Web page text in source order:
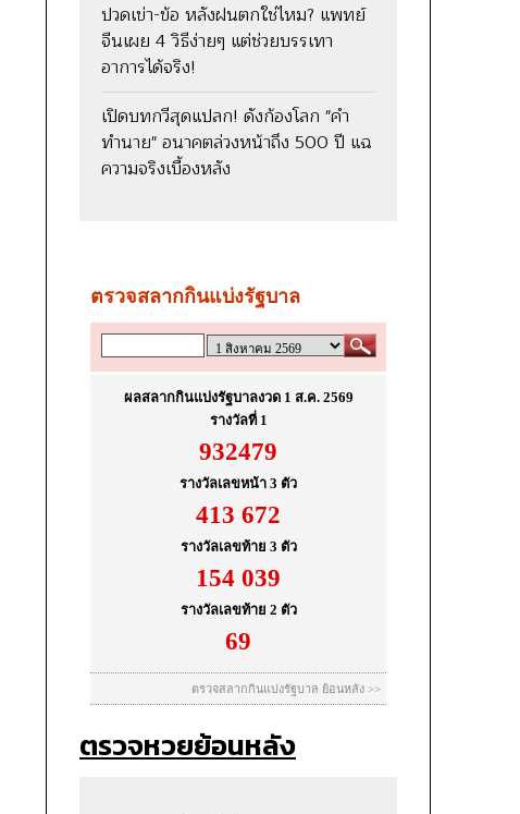
ปวดเข่า-ข้อ หลังฝนตกใช่ไหม? แพทย์
จีนเผย 4 วิธีง่ายๆ แต่ช่วยบรรเทา
อาการได้จริง!
เปิดบทกวีสุดแปลก! ดังก้องโลก "คำ
ทำนาย" อนาคตล่วงหน้าถึง 500 ปี แฉ
ความจริงเบื้องหลัง
ตรวจหวยย้อนหลัง